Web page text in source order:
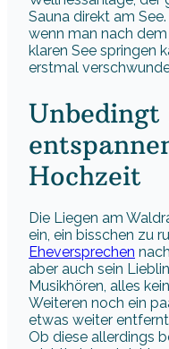
Sauna direkt am
wenn man nach
klaren See springen
erstmal
Unbedingt
Hochzeit
Die Liegen am
ein, ein bisschen zu
Eheversprechen
aber auch sein
Musikhören, alles
Weiteren noch ein
etwas weiter
Ob diese allerdings